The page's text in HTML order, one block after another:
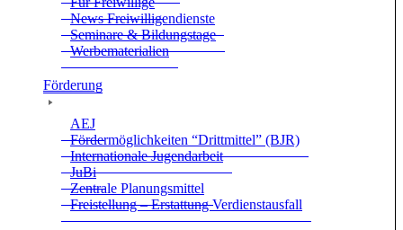
News Frei­wil­li­gen­dienste
Semi­nare & Bil­dungs­tage
Wer­be­ma­te­ria­lien
För­de­rung
AEJ
För­der­mög­lich­kei­ten “Dritt­mit­tel” (BJR)
Inter­na­tio­nale Jugend­ar­beit
JuBi
Zen­trale Pla­nungs­mit­tel
Frei­stel­lung – Erstat­tung Ver­dienst­aus­fall